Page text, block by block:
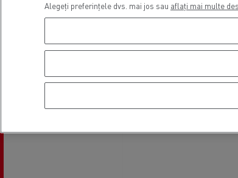
Camioane rulate
Alegeți preferințele dvs. mai jos sau aflați mai multe